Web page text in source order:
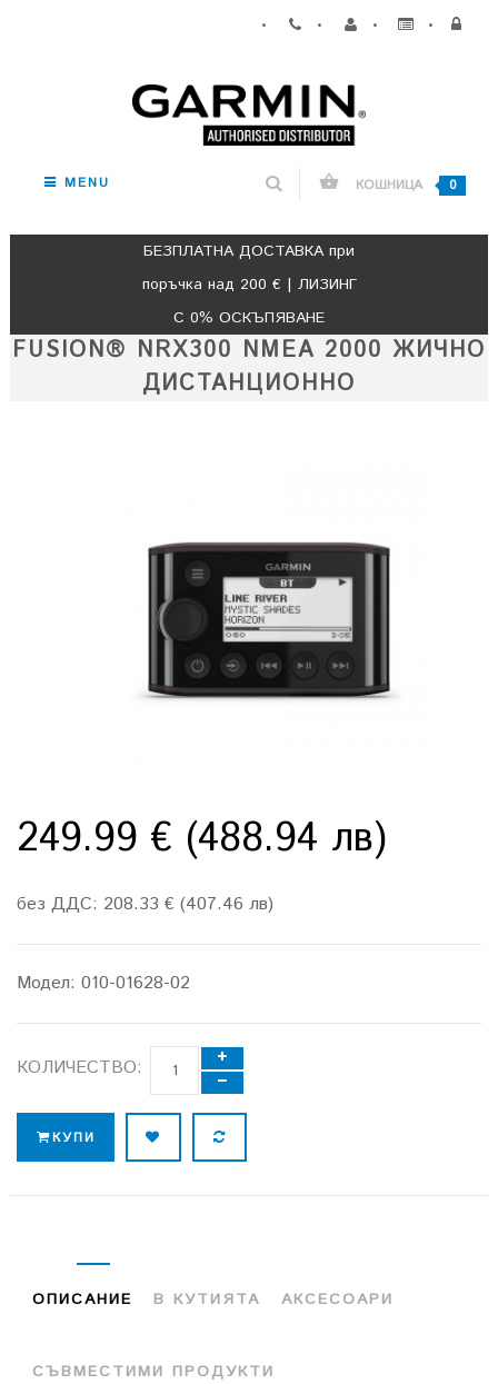
• • • •
MENU КОШНИЦА 0
БЕЗПЛАТНА ДОСТАВКА при
поръчка над 200 € | ЛИЗИНГ
С 0% ОСКЪПЯВАНЕ
FUSION® NRX300 NMEA 2000 ЖИЧНО
ДИСТАНЦИОННО
249.99 € (488.94 лв)
без ДДС: 208.33 € (407.46 лв)
Модел: 010-01628-02
КОЛИЧЕСТВО:
КУПИ
ОПИСАНИЕ В КУТИЯТА АКСЕСОАРИ
СЪВМЕСТИМИ ПРОДУКТИ